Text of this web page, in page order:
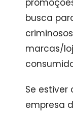
busca
marcas/
Se
empresa